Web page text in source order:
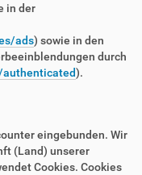
in der
ads) sowie in den
durch
).
eingebunden. Wir
(Land) unserer
Cookies. Cookies